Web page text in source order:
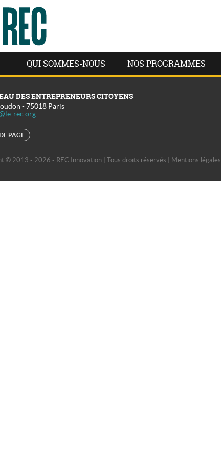
QUI SOMMES-NOUS NOS PROGRAMMES
DES ENTREPRENEURS CITOYENS
-75018 Paris
rec.org
PAGE
© 2013 - 2026 - REC Innovation | Tous droits réservés | Mentions légales